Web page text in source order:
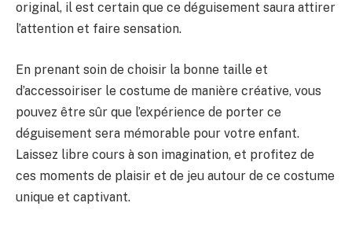
original, il est certain que ce déguisement saura attirer
l’attention et faire sensation.
En prenant soin de choisir la bonne taille et
d’accessoiriser le costume de manière créative, vous
pouvez être sûr que l’expérience de porter ce
déguisement sera mémorable pour votre enfant.
Laissez libre cours à son imagination, et profitez de
ces moments de plaisir et de jeu autour de ce costume
unique et captivant.